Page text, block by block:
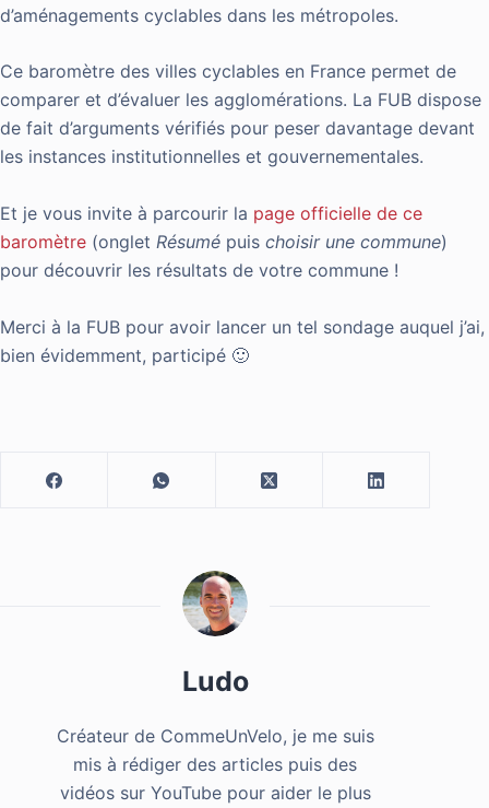
d’aménagements cyclables dans les métropoles.
Ce baromètre des villes cyclables en France permet de
comparer et d’évaluer les agglomérations. La FUB dispose
de fait d’arguments vérifiés pour peser davantage devant
les instances institutionnelles et gouvernementales.
Et je vous invite à parcourir la page officielle de ce
baromètre (onglet Résumé puis choisir une commune)
pour découvrir les résultats de votre commune !
Merci à la FUB pour avoir lancer un tel sondage auquel j’ai,
bien évidemment, participé 🙂
Ludo
Créateur de CommeUnVelo, je me suis
mis à rédiger des articles puis des
vidéos sur YouTube pour aider le plus